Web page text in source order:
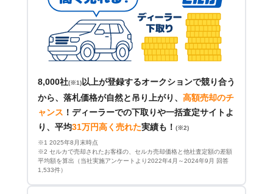
8,000社(※1) 以上が登録するオークションで競り合う
から、落札価格が自然と吊り上がり、 高額売却のチ
ャンス ！ ディーラーでの下取りや一括査定サイトよ
り、平均31万円高く売れた実績も！ (※2)
※1 2025年8月末時点
※2 セルカで売却されたお客様の、セルカ売却価格と他社査定額の差額
平均額を算出（当社実施アンケートより2022年4月～2024年9月 回答
1,533件）